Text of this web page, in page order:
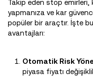
Takip eden stop
yapmanıza ve kar
popüler bir araçtır. İşte
avantajları:
Otomatik Risk
piyasa fiyatı